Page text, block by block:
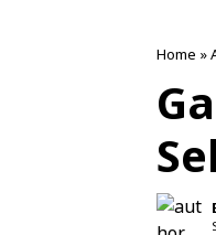
Home »